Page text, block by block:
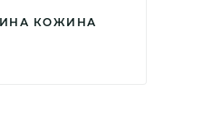
КОЖИНА